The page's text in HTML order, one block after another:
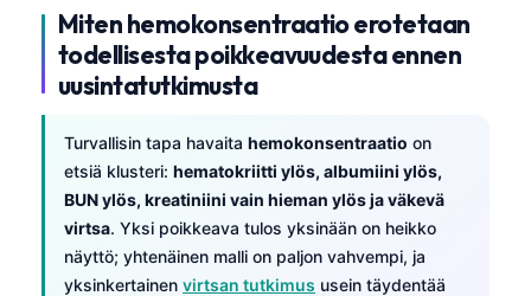
Miten hemokonsentraatio erotetaan
todellisesta poikkeavuudesta ennen
uusintatutkimusta
Turvallisin tapa havaita hemokonsentraatio on
etsiä klusteri: hematokriitti ylös, albumiini ylös,
BUN ylös, kreatiniini vain hieman ylös ja väkevä
virtsa. Yksi poikkeava tulos yksinään on heikko
näyttö; yhtenäinen malli on paljon vahvempi, ja
yksinkertainen virtsan tutkimus usein täydentää
ქართული
Русский
Lietuvių kalba
Slovenščina
Magyar